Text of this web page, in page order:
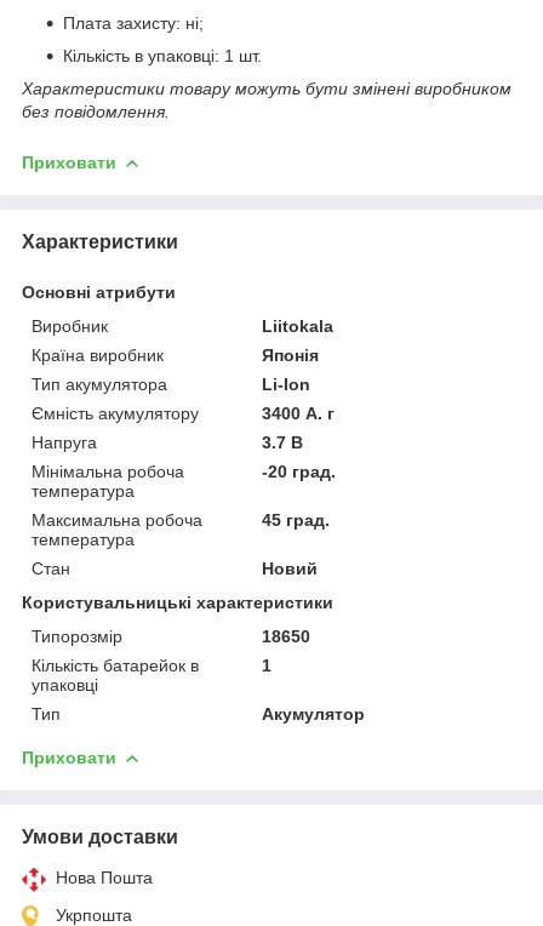
Плата захисту: ні;
Кількість в упаковці: 1 шт.
Характеристики товару можуть бути змінені виробником
без повідомлення.
Приховати
Характеристики
Основні атрибути
Виробник
Liitokala
Країна виробник
Японія
Тип акумулятора
Li-Ion
Ємність акумулятору
3400 А. г
Напруга
3.7 В
Мінімальна робоча
температура
-20 град.
Максимальна робоча
температура
45 град.
Стан
Новий
Користувальницькі характеристики
Типорозмір
18650
Кількість батарейок в
упаковці
1
Тип Акумулятор
Приховати
Умови доставки
Нова Пошта
Укрпошта